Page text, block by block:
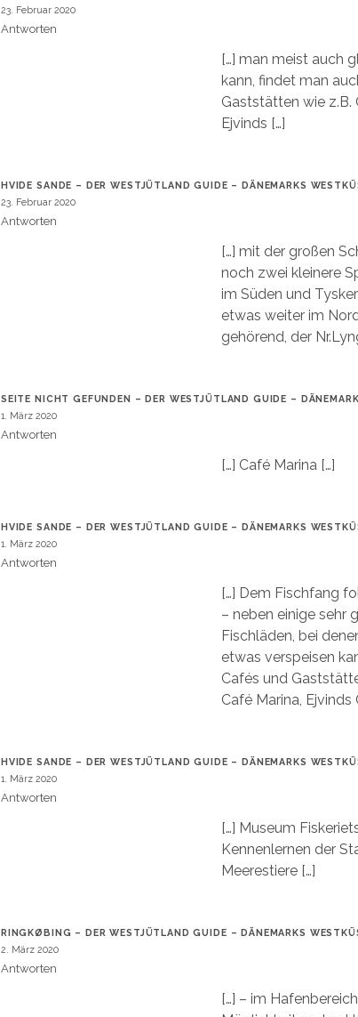
23. Februar 2020
Antworten
[…] man meist auch
kann, findet man
Gaststätten wie z.B.
Ejvinds […]
HVIDE SANDE – DER WESTJÜTLAND GUIDE – DÄNEMARKS
23. Februar 2020
Antworten
[…] mit der großen
noch zwei kleinere
im Süden und
etwas weiter im
gehörend, der
SEITE NICHT GEFUNDEN – DER WESTJÜTLAND GUIDE –
1. März 2020
Antworten
[…] Café Marina […]
HVIDE SANDE – DER WESTJÜTLAND GUIDE – DÄNEMARKS
1. März 2020
Antworten
[…] Dem Fischfang
– neben einige sehr
Fischläden, bei
etwas verspeisen
Cafés und
Café Marina, Ejvinds
HVIDE SANDE – DER WESTJÜTLAND GUIDE – DÄNEMARKS
1. März 2020
Antworten
[…] Museum
Kennenlernen der
Meerestiere […]
RINGKØBING – DER WESTJÜTLAND GUIDE – DÄNEMARKS
2. März 2020
Antworten
[…] – im